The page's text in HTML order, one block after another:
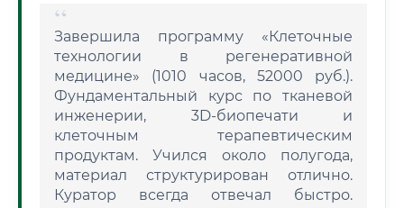
Завершила программу «Клеточные
технологии в регенеративной
медицине» (1010 часов, 52000 руб.).
Фундаментальный курс по тканевой
инженерии, 3D-биопечати и
клеточным терапевтическим
продуктам. Учился около полугода,
материал структурирован отлично.
Куратор всегда отвечал быстро.